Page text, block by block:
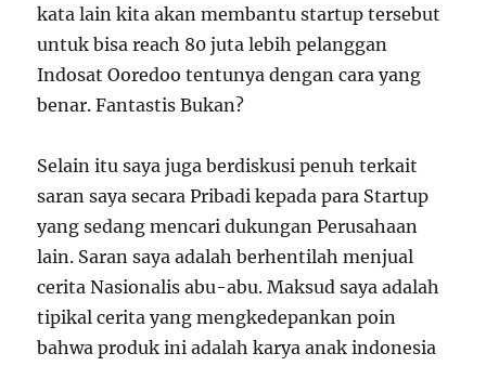
kata lain kita akan membantu startup tersebut
untuk bisa reach 80 juta lebih pelanggan
Indosat Ooredoo tentunya dengan cara yang
benar. Fantastis Bukan?
Selain itu saya juga berdiskusi penuh terkait
saran saya secara Pribadi kepada para Startup
yang sedang mencari dukungan Perusahaan
lain. Saran saya adalah berhentilah menjual
cerita Nasionalis abu-abu. Maksud saya adalah
tipikal cerita yang mengkedepankan poin
bahwa produk ini adalah karya anak indonesia